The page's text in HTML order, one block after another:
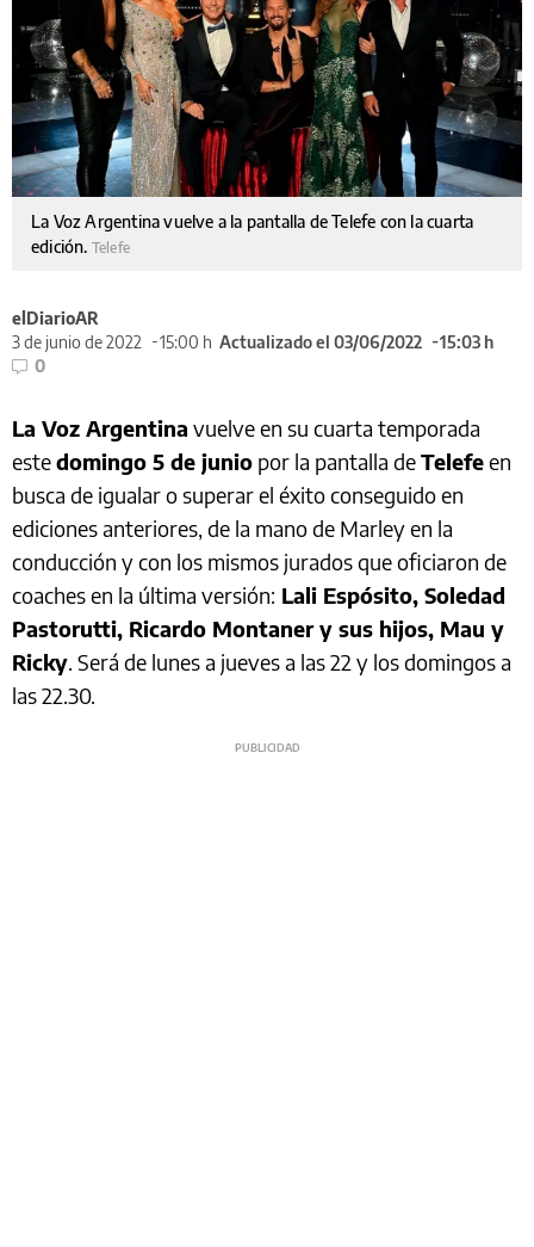
La Voz Argentina vuelve a la pantalla de Telefe con la cuarta
edición. Telefe
elDiarioAR
3 de junio de 2022
15:00 h Actualizado el 03/06/2022
15:03 h
0
La Voz Argentina vuelve en su cuarta temporada
estedomingo 5 de junio por la pantalla deTelefeen
busca de igualar o superar el éxito conseguido en
ediciones anteriores, de la mano de Marley en la
conducción y con los mismos jurados que oficiaron de
coaches en la última versión: Lali Espósito, Soledad
Pastorutti, Ricardo Montaner y sus hijos, Mau y
Ricky. Será de lunes a jueves a las 22 y los domingos a
las 22.30.